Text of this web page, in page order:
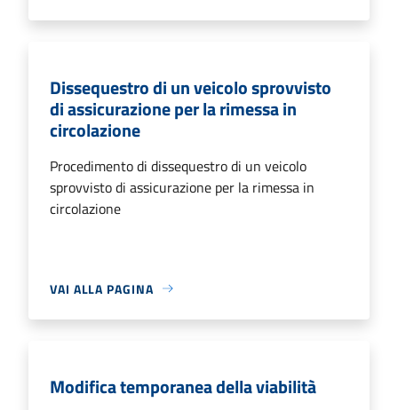
Dissequestro di un veicolo sprovvisto
di assicurazione per la rimessa in
circolazione
Procedimento di dissequestro di un veicolo
sprovvisto di assicurazione per la rimessa in
circolazione
VAI ALLA PAGINA
Modifica temporanea della viabilità